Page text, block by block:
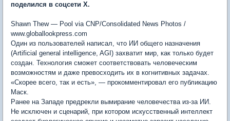
поделился в соцсети Х.
Shawn Thew — Pool via CNP/Consolidated News Photos /
www.globallookpress.com
Один из пользователей написал, что ИИ общего назначения
(Artificial general intelligence, AGI) захватит мир, как только будет
создан. Технология сможет соответствовать человеческим
возможностям и даже превосходить их в когнитивных задачах.
«Скорее всего, так и есть», — прокомментировал его публикацию
Маск.
Ранее на Западе предрекли вымирание человечестваиз-за ИИ.
Не исключен и сценарий, при котором искусственный интеллект